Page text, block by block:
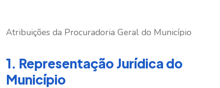
Atribuições da Procuradoria Geral do Município
1. Representação Jurídica do
Município